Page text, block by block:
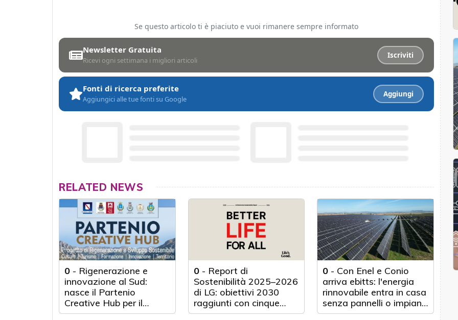
Se questo articolo ti è piaciuto e vuoi rimanere sempre informato
Newsletter Gratuita
Ricevi ogni settimana i migliori articoli
Iscriviti
Fonti di ricerca preferite
Aggiungici alle tue fonti su Google
Aggiungi
RELATED NEWS
0 - Rigenerazione e
innovazione al Sud:
nasce il Partenio
Creative Hub per il
rilancio del territorio
0- Report di
Sostenibilità 2025–2026
di LG: obiettivi 2030
raggiunti con cinque
anni d'anticipo
0 - Con Enel e Conio
arriva ebitts: l'energia
rinnovabile entra in casa
senza pannelli o impianti
fisici